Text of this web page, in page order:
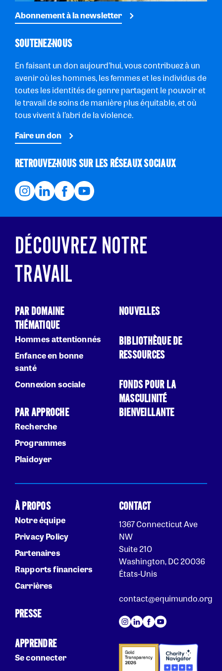
Abonnement à la newsletter
SOUTENEZ-NOUS
En faisant un don aujourd’hui, vous contribuez à un
avenir où les hommes, les femmes et les individus de
toutes les identités de genre partagent le pouvoir et
le travail de soins de manière plus équitable, et où
tous vivent à l’abri de la violence.
Faire un don
RETROUVEZ-NOUS SUR LES RÉSEAUX SOCIAUX
DÉCOUVREZ NOTRE
TRAVAIL
PAR DOMAINE
THÉMATIQUE
Hommes attentionnés
Enfance en bonne
santé
Connexion sociale
PAR APPROCHE
Recherche
Programmes
Plaidoyer
NOUVELLES
BIBLIOTHÈQUE DE
RESSOURCES
FONDS POUR LA
MASCULINITÉ
BIENVEILLANTE
À PROPOS
Notre équipe
Privacy Policy
Partenaires
Rapports financiers
Carrières
PRESSE
APPRENDRE
Se connecter
CONTACT
1367 Connecticut Ave
NW
Suite 210
Washington, DC 20036
États-Unis
contact@equimundo.org